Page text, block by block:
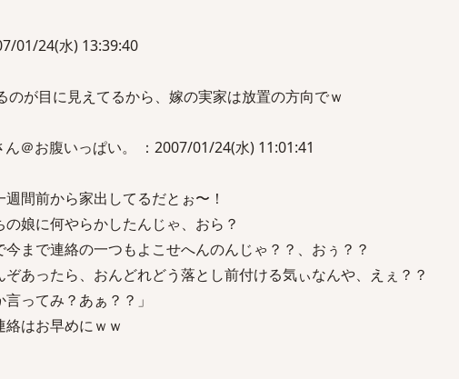
01/24(水) 13:39:40
のが目に見えてるから、嫁の実家は放置の方向でｗ
＠お腹いっぱい。 ：2007/01/24(水) 11:01:41
間前から家出してるだとぉ〜！
娘に何やらかしたんじゃ、おら？
今まで連絡の一つもよこせへんのんじゃ？？、おぅ？？
ぞあったら、おんどれどう落とし前付ける気ぃなんや、えぇ？？
ってみ？あぁ？？」
はお早めにｗｗ